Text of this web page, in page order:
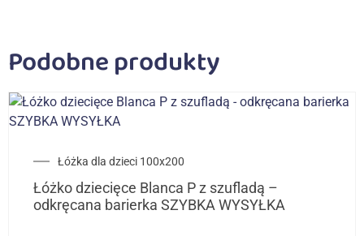
Podobne produkty
Łóżka dla dzieci 100x200
Łóżko dziecięce Blanca P z szufladą –
odkręcana barierka SZYBKA WYSYŁKA